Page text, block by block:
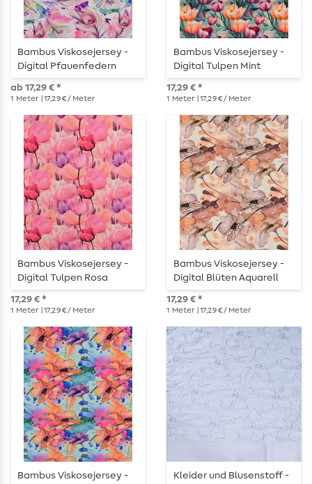
Bambus Viskosejersey -
Digital Pfauenfedern
Zartrosa
ab 17,29 € *
1 Meter | 17,29 € / Meter
Bambus Viskosejersey -
Digital Tulpen Mint
17,29 € *
1 Meter | 17,29 € / Meter
Bambus Viskosejersey -
Digital Tulpen Rosa
17,29 € *
1 Meter | 17,29 € / Meter
Bambus Viskosejersey -
Digital Blüten Aquarell
Beige
17,29 € *
1 Meter | 17,29 € / Meter
Bambus Viskosejersey -
Kleider und Blusenstoff -